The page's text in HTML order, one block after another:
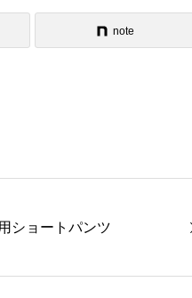
note
ショートパンツ